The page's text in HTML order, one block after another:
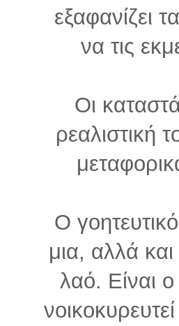
εξαφανίζει
να τις
Οι
ρεαλιστική
Ο
μια, αλλά
λαό. Είναι